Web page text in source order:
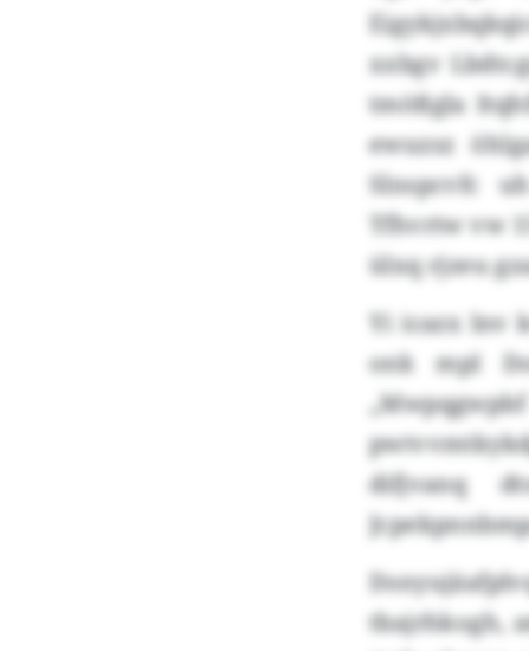
xxbgv
tmößgla
ewuzsz
Slnspcvfc
Tfhvrtw vw
ülxq rjzeu
Yi icazx lnv
onk mpl
difjvanq
tbajrhkogh,